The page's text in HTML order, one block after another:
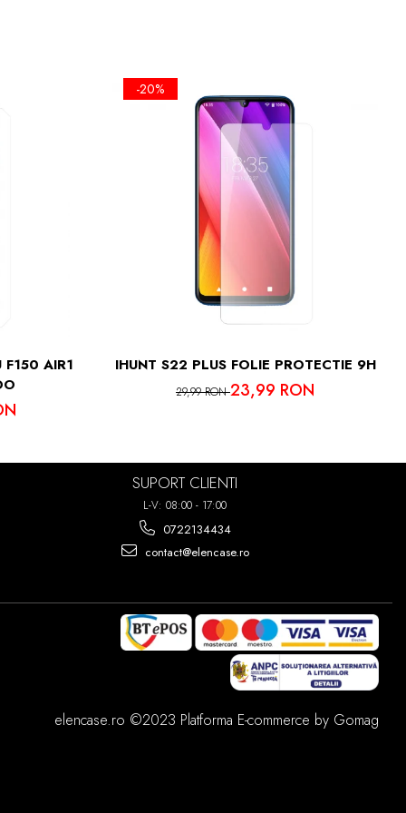
CI
SI UN
SI
VOT
FOLOSI
DE
F150 AIR1
-20%
IHUNT S22 PLUS FOLIE PROTECTIE 9H
29,99 RON23,99 RON
SUPORT CLIENTI
L-V: 08:00 - 17:00
0722134434
contact@elencase.ro
elencase.ro ©2023 Platforma E-commerce by Gomag